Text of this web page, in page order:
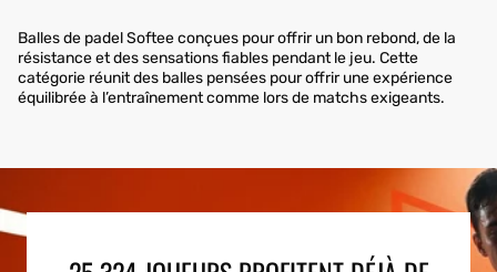
Balles de padel Softee conçues pour offrir un bon rebond, de la
résistance et des sensations fiables pendant le jeu. Cette
catégorie réunit des balles pensées pour offrir une expérience
équilibrée à l’entraînement comme lors de matchs exigeants.